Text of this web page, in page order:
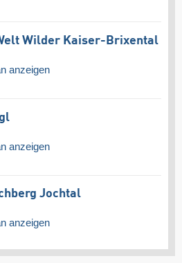
Wilder Kaiser-Brixental
anzeigen
anzeigen
Jochtal
anzeigen